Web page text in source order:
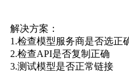
解决方案：
1.检查模型服务商是否选正
2.检查API是否复制正确
3.测试模型是否正常链接